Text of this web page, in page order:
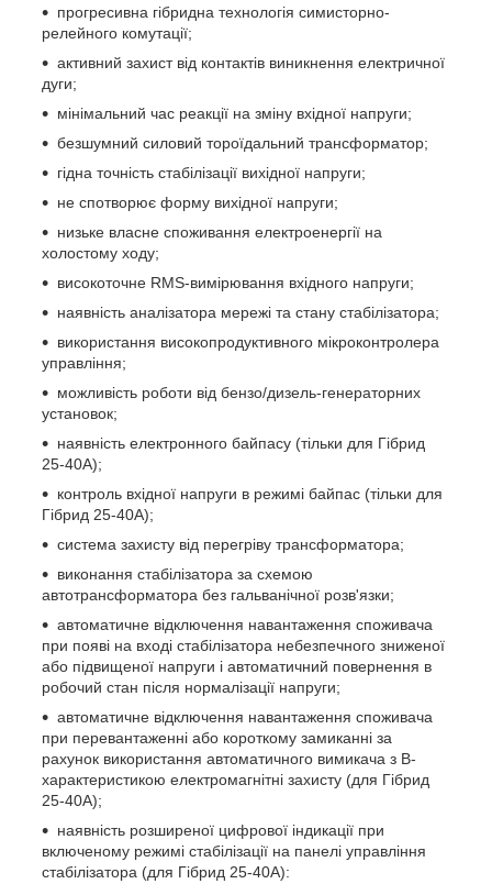
прогресивна гібридна технологія симисторно-
релейного комутації;
активний захист від контактів виникнення електричної
дуги;
мінімальний час реакції на зміну вхідної напруги;
безшумний силовий тороїдальний трансформатор;
гідна точність стабілізації вихідної напруги;
не спотворює форму вихідної напруги;
низьке власне споживання електроенергії на
холостому ходу;
високоточне RMS-вимірювання вхідного напруги;
наявність аналізатора мережі та стану стабілізатора;
використання високопродуктивного мікроконтролера
управління;
можливість роботи від бензо/дизель-генераторних
установок;
наявність електронного байпасу (тільки для Гібрид
25-40А);
контроль вхідної напруги в режимі байпас (тільки для
Гібрид 25-40А);
система захисту від перегріву трансформатора;
виконання стабілізатора за схемою
автотрансформатора без гальванічної розв'язки;
автоматичне відключення навантаження споживача
при появі на вході стабілізатора небезпечного зниженої
або підвищеної напруги і автоматичний повернення в
робочий стан після нормалізації напруги;
автоматичне відключення навантаження споживача
при перевантаженні або короткому замиканні за
рахунок використання автоматичного вимикача з В-
характеристикою електромагнітні захисту (для Гібрид
25-40А);
наявність розширеної цифрової індикації при
включеному режимі стабілізації на панелі управління
стабілізатора (для Гібрид 25-40А):